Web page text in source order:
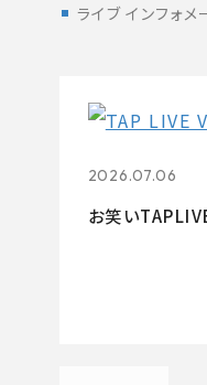
ライブ インフォメ
2026.07.06
お笑い